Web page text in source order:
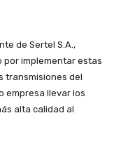
de Sertel S.A.,
por implementar estas
transmisiones del
empresa llevar los
alta calidad al